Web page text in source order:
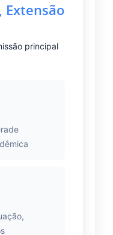
Extensão
principal